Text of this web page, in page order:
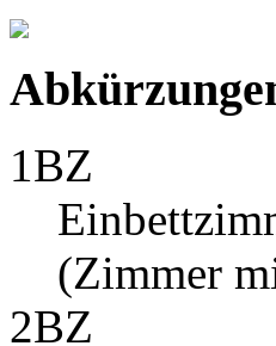
1BZ
(Zimmer
2BZ